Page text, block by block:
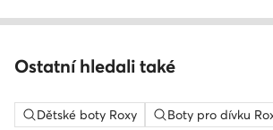
Ostatní hledali také
Dětské boty Roxy Boty pro dívku